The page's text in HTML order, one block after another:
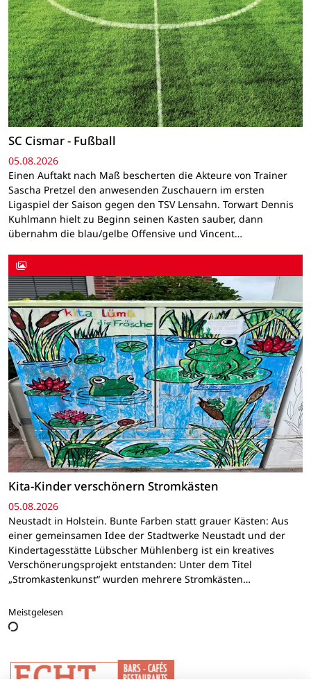
SC Cismar - Fußball
05.08.2026
Einen Auftakt nach Maß bescherten die Akteure von Trainer
Sascha Pretzel den anwesenden Zuschauern im ersten
Ligaspiel der Saison gegen den TSV Lensahn. Torwart Dennis
Kuhlmann hielt zu Beginn seinen Kasten sauber, dann
übernahm die blau/gelbe Offensive und Vincent…
Kita-Kinder verschönern Stromkästen
05.08.2026
Neustadt in Holstein. Bunte Farben statt grauer Kästen: Aus
einer gemeinsamen Idee der Stadtwerke Neustadt und der
Kindertagesstätte Lübscher Mühlenberg ist ein kreatives
Verschönerungsprojekt entstanden: Unter dem Titel
„Stromkastenkunst“ wurden mehrere Stromkästen…
Meistgelesen